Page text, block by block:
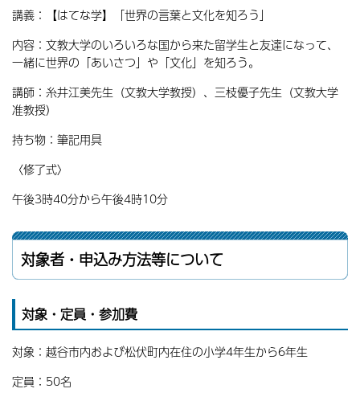
講義：【はてな学】「世界の言葉と文化を知ろう」
内容：文教大学のいろいろな国から来た留学生と友達になって、
一緒に世界の「あいさつ」や「文化」を知ろう。
講師：糸井江美先生（文教大学教授）、三枝優子先生（文教大学
准教授）
持ち物：筆記用具
〈修了式〉
午後3時40分から午後4時10分
対象者・申込み方法等について
対象・定員・参加費
対象：越谷市内および松伏町内在住の小学4年生から6年生
定員：50名